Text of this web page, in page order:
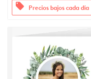
offers Precios bajos cada día